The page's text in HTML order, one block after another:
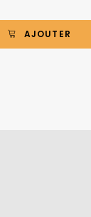
AJOUTER